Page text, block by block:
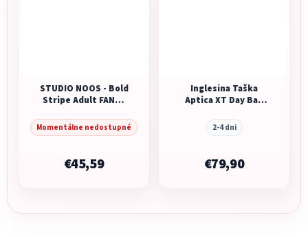
STUDIO NOOS - Bold
Stripe Adult FANNY
Bordeaux/Lignt Blue
Momentálne nedostupné
€45,59
Inglesina Taška
Aptica XT Day Bag
2-4 dni
€79,90